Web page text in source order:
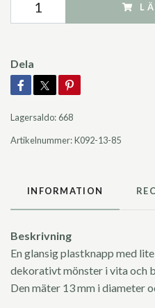
Dela
Lagersaldo:668
Artikelnummer:K092-13-85
INFORMATION
Beskrivning
En glansig plastknapp med
dekorativt mönster i vita och
Den mäter 13 mm i diameter